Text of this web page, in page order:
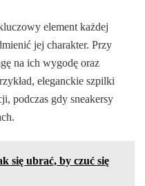
element każdej
jej charakter. Przy
na ich wygodę oraz
eleganckie szpilki
podczas gdy sneakersy
się ubrać, by czuć się